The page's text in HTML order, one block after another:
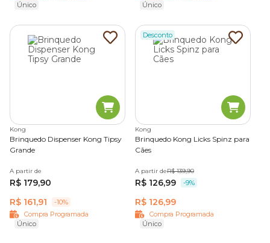
Único
Único
Kong
Brinquedo Dispenser Kong Tipsy
Grande
A partir de
R$ 179,90
R$ 161,91
-10%
Compra Programada
Único
Desconto
Kong
Brinquedo Kong Licks Spinz para
Cães
A partir deR$ 139,90
R$ 126,99 -9%
R$ 126,99
Compra Programada
Único